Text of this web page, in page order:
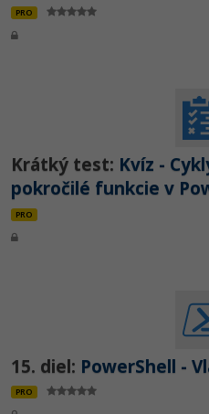
PRO
Krátký test: Kvíz -
pokročilé funkcie v
PRO
15. diel: PowerShell -
PRO